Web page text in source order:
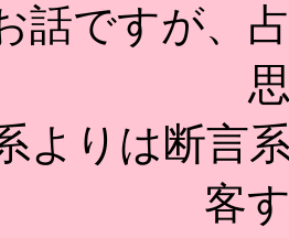
話ですが、
よりは断言
客